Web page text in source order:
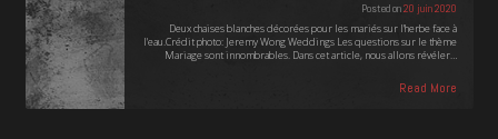
Posted on20 juin 2020
Deux chaises blanches décorées pour les mariés sur l'herbe face à
l'eau.Crédit photo: Jeremy Wong Weddings Les questions sur le thème
Mariage sont innombrables. Dans cet article, nous allons révéler…
Read More